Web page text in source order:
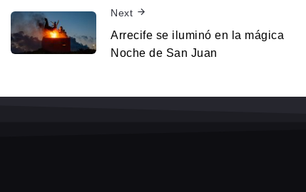
Next
Arrecife se iluminó en la mágica
Noche de San Juan